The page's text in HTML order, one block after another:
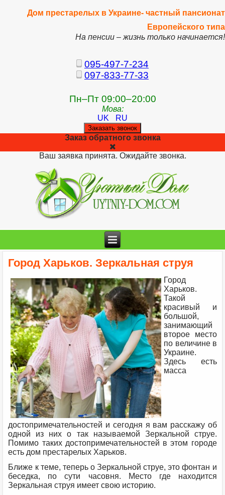
Дом престарелых в Украине- частный пансионат
Европейского типа
На пенсии – жизнь только начинается!
095-497-7-234
097-833-77-33
Пн–Пт 09:00–20:00
Мова:
UK
RU
Заказать звонок
Заказ обратного звонка
Ваш заявка принята. Ожидайте звонка.
Город Харьков. Зеркальная струя
Город
Харьков.
Такой
красивый и
большой,
занимающий
второе место
по величине в
Украине.
Здесь есть
масса
достопримечательностей и сегодня я вам расскажу об
одной из них о так называемой Зеркальной струе.
Помимо таких достопримечательностей в этом городе
есть дом престарелых Харьков.
Ближе к теме, теперь о Зеркальной струе, это фонтан и
беседка, по сути часовня. Место где находится
Зеркальная струя имеет свою историю.